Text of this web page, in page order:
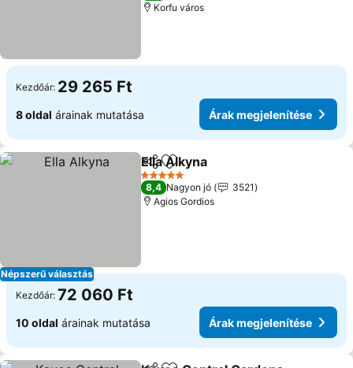
Korfu város
Kezdőár: 29 265 Ft
8 oldal árainak mutatása Árak megjelenítése
Népszerű választás
Megosztás
Hozzáadás a kedvencekhez
Ella Alkyna
5 Kategória
8,4 Nagyon jó
3521
Agios Gordios
Kezdőár: 72 060 Ft
10 oldal árainak mutatása Árak megjelenítése